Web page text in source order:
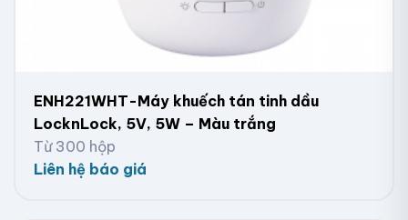
ENH221WHT-Máy khuếch tán tinh dầu
LocknLock, 5V, 5W – Màu trắng
Từ 300 hộp
Liên hệ báo giá